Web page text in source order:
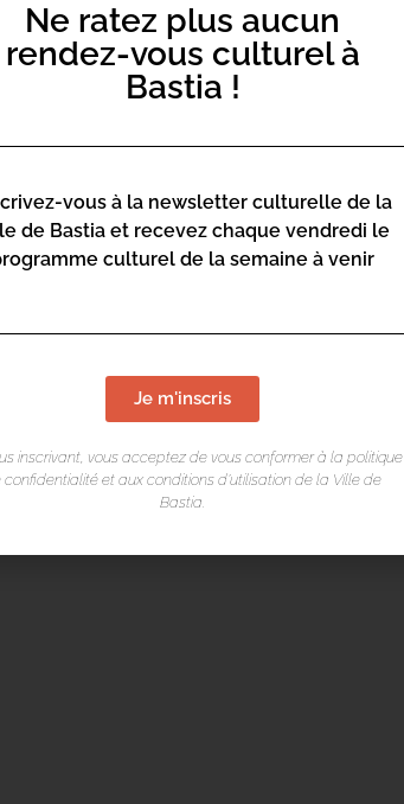
Ne ratez plus aucun
rendez-vous culturel à
Bastia !
vous à la newsletter culturelle de la
de Bastia et recevez chaque vendredi le
culturel de la semaine à venir
Je m'inscris
inscrivant, vous acceptez de vous conformer à la politique
confidentialité et aux conditions d’utilisation de la Ville de
Bastia.